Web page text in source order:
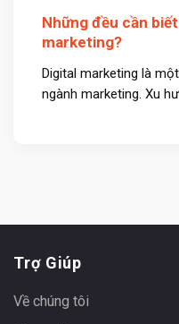
Những đều cần
marketing?
Digital marketing là
ngành marketing. Xu
Trợ Giúp
Về chúng tôi